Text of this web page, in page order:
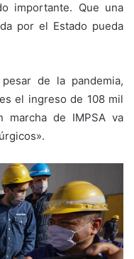
importante. Que una
por el Estado pueda
de la pandemia,
el ingreso de 108 mil
marcha de IMPSA va